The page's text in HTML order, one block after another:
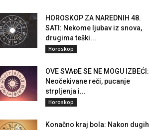
HOROSKOP ZA NAREDNIH 48.
SATI: Nekome ljubav iz snova,
drugima teški...
Horoskop
OVE SVAĐE SE NE MOGU IZBEĆI:
Neočekivane reči, pucanje
strpljenja i...
Horoskop
Konačno kraj bola: Nakon dugih